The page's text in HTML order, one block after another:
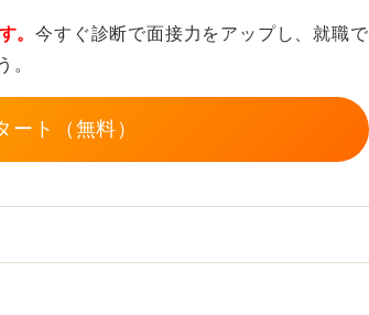
。今すぐ診断で面接力をアップし、就職で
。
ート（無料）